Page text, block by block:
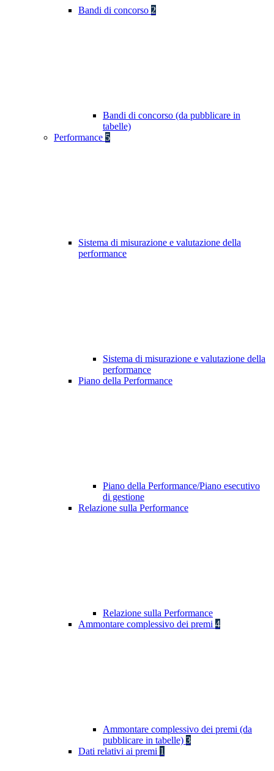
Bandi di concorso 2
Bandi di concorso (da pubblicare in
tabelle)
Performance 5
Sistema di misurazione e valutazione della
performance
Sistema di misurazione e valutazione della
performance
Piano della Performance
Piano della Performance/Piano esecutivo
di gestione
Relazione sulla Performance
Relazione sulla Performance
Ammontare complessivo dei premi 4
Ammontare complessivo dei premi (da
pubblicare in tabelle) 3
Dati relativi ai premi 1